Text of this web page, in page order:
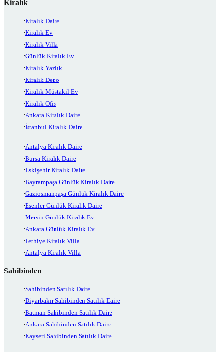
Kiralık
Kiralık Daire
Kiralık Ev
Kiralık Villa
Günlük Kiralık Ev
Kiralık Yazlık
Kiralık Depo
Kiralık Müstakil Ev
Kiralık Ofis
Ankara Kiralık Daire
İstanbul Kiralık Daire
Antalya Kiralık Daire
Bursa Kiralık Daire
Eskişehir Kiralık Daire
Bayrampaşa Günlük Kiralık Daire
Gaziosmanpaşa Günlük Kiralık Daire
Esenler Günlük Kiralık Daire
Mersin Günlük Kiralık Ev
Ankara Günlük Kiralık Ev
Fethiye Kiralık Villa
Antalya Kiralık Villa
Sahibinden
Sahibinden Satılık Daire
Diyarbakır Sahibinden Satılık Daire
Batman Sahibinden Satılık Daire
Ankara Sahibinden Satılık Daire
Kayseri Sahibinden Satılık Daire